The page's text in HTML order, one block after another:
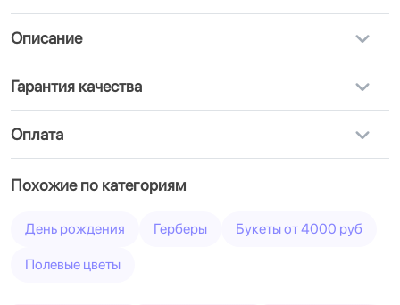
Описание
Гарантия качества
Оплата
Похожие по категориям
День рождения Герберы Букеты от 4000 руб
Полевые цветы